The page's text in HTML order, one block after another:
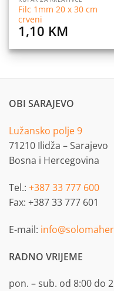
Filc 1mm 20 x 30 cm
crveni
1,10 KM
OBI SARAJEVO
Lužansko polje 9
71210 Ilidža – Sarajevo
Bosna i Hercegovina
Tel.: +387 33 777 600
Fax: +387 33 777 601
E-mail:
RADNO VRIJEME
pon. – sub. od 8:00 do